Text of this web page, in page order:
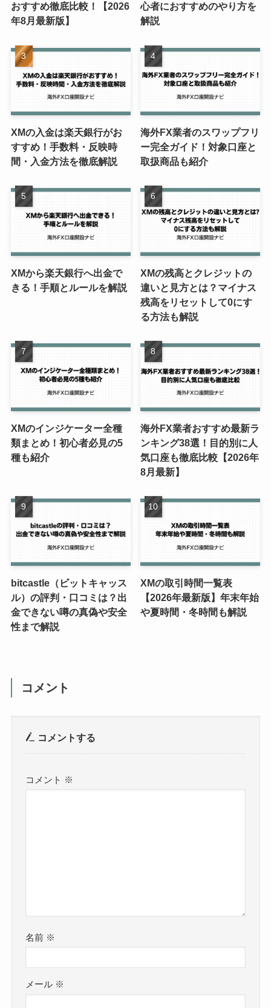
おすすめ徹底比較！【2026
年8月最新版】
心者におすすめのやり方を
解説
XMの入金は楽天銀行がお
すすめ！手数料・反映時
間・入金方法を徹底解説
海外FX業者のスワップフリ
ー完全ガイド！対象口座と
取扱商品も紹介
XMから楽天銀行へ出金で
きる！手順とルールを解説
XMの残高とクレジットの
違いと見方とは？マイナス
残高をリセットして0にす
る方法も解説
XMのインジケーター全種
類まとめ！初心者必見の5
種も紹介
海外FX業者おすすめ最新ラ
ンキング38選！目的別に人
気口座も徹底比較【2026年
8月最新】
bitcastle（ビットキャッス
ル）の評判・口コミは？出
金できない噂の真偽や安全
性まで解説
XMの取引時間一覧表
【2026年最新版】年末年始
や夏時間・冬時間も解説
コメント
コメントする
コメント ※
名前 ※
メール ※